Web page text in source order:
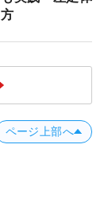
ページ上部へ